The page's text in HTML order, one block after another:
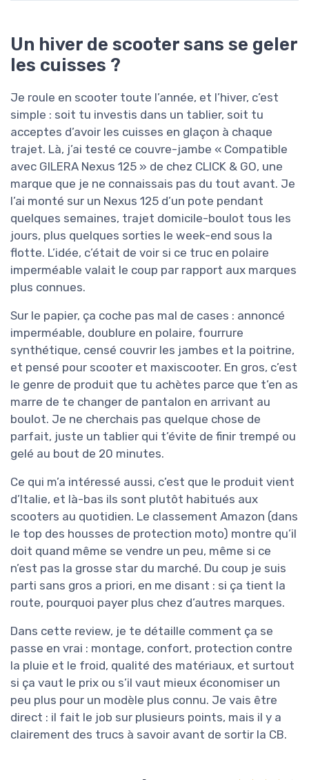
Un hiver de scooter sans se geler
les cuisses ?
Je roule en scooter toute l’année, et l’hiver, c’est
simple : soit tu investis dans un tablier, soit tu
acceptes d’avoir les cuisses en glaçon à chaque
trajet. Là, j’ai testé ce couvre-jambe « Compatible
avec GILERA Nexus 125 » de chez CLICK & GO, une
marque que je ne connaissais pas du tout avant. Je
l’ai monté sur un Nexus 125 d’un pote pendant
quelques semaines, trajet domicile-boulot tous les
jours, plus quelques sorties le week-end sous la
flotte. L’idée, c’était de voir si ce truc en polaire
imperméable valait le coup par rapport aux marques
plus connues.
Sur le papier, ça coche pas mal de cases : annoncé
imperméable, doublure en polaire, fourrure
synthétique, censé couvrir les jambes et la poitrine,
et pensé pour scooter et maxiscooter. En gros, c’est
le genre de produit que tu achètes parce que t’en as
marre de te changer de pantalon en arrivant au
boulot. Je ne cherchais pas quelque chose de
parfait, juste un tablier qui t’évite de finir trempé ou
gelé au bout de 20 minutes.
Ce qui m’a intéressé aussi, c’est que le produit vient
d’Italie, et là-bas ils sont plutôt habitués aux
scooters au quotidien. Le classement Amazon (dans
le top des housses de protection moto) montre qu’il
doit quand même se vendre un peu, même si ce
n’est pas la grosse star du marché. Du coup je suis
parti sans gros a priori, en me disant : si ça tient la
route, pourquoi payer plus chez d’autres marques.
Dans cette review, je te détaille comment ça se
passe en vrai : montage, confort, protection contre
la pluie et le froid, qualité des matériaux, et surtout
si ça vaut le prix ou s’il vaut mieux économiser un
peu plus pour un modèle plus connu. Je vais être
direct : il fait le job sur plusieurs points, mais il y a
clairement des trucs à savoir avant de sortir la CB.